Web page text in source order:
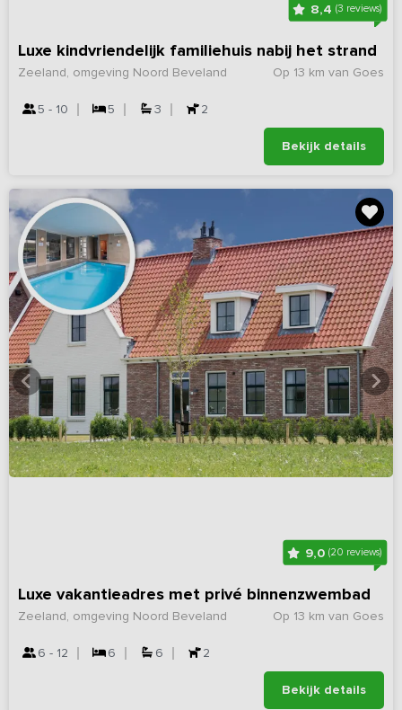
8,4(3 reviews)
Luxe kindvriendelijk familiehuis nabij het strand
Op 13 km van Goes
Zeeland, omgeving Noord Beveland
5 - 10 5 3 2
Bekijk details
9,0 (20 reviews)
Luxe vakantieadres met privé binnenzwembad
Op 13 km van Goes
Zeeland, omgeving Noord Beveland
6 - 12 6 6 2
Bekijk details